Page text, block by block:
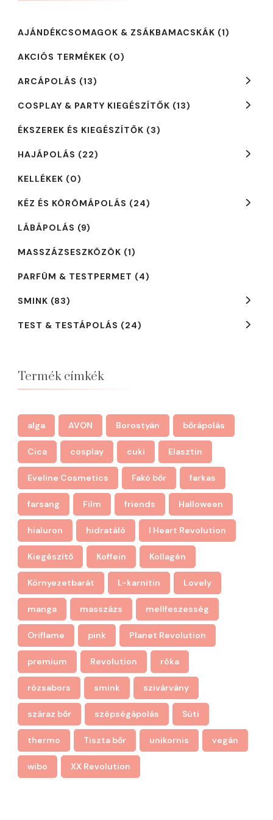
AJÁNDÉKCSOMAGOK & ZSÁKBAMACSKÁK (1)
AKCIÓS TERMÉKEK (0)
ARCÁPOLÁS (13)
COSPLAY & PARTY KIEGÉSZÍTŐK (13)
ÉKSZEREK ÉS KIEGÉSZÍTŐK (3)
HAJÁPOLÁS (22)
KELLÉKEK (0)
KÉZ ÉS KÖRÖMÁPOLÁS (24)
LÁBÁPOLÁS (9)
MASSZÁZSESZKÖZÖK (1)
PARFÜM & TESTPERMET (4)
SMINK (83)
TEST & TESTÁPOLÁS (24)
Termék címkék
alga AVON Borostyán bőrápolás
Cica cosplay cuki Elasztin
Eveline Cosmetics Fakó bőr farkas
farsang Film friends Halloween
hialuron hidratáló I Heart Revolution
Kiegészítő Koffein Kollagén
Környezetbarát L-karnitin Lovely
manga masszázs mellfeszesség
Oriflame pink Planet Revolution
premium Revolution róka
rózsabors smink szivárvány
száraz bőr szépségápolás Süti
thermo Tiszta bőr unikornis vegán
wibo XX Revolution